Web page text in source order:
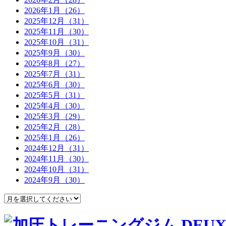
2026年1月（26）
2025年12月（31）
2025年11月（30）
2025年10月（31）
2025年9月（30）
2025年8月（27）
2025年7月（31）
2025年6月（30）
2025年5月（31）
2025年4月（30）
2025年3月（29）
2025年2月（28）
2025年1月（26）
2024年12月（31）
2024年11月（30）
2024年10月（31）
2024年9月（30）